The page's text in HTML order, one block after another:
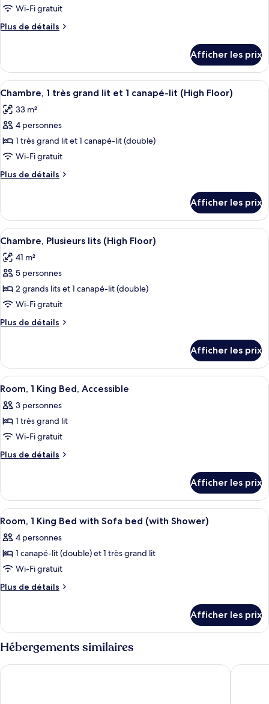
mobilité
réduite
mobilité
type
de
2
grands
lits,
accessible
aux
personnes
à
mobilité
réduite
Wi-Fi gratuit
Plus de détails
Plus
Chambre,
grands
accessible
aux
à
mobilité
Afficher les prix
Afficher
toutes
les
photos
pour
ce
type
de
Chambre,
très
grand
lit
et
1
canapé-
lit
Une chambre d’hôtel avec un lit, un
4
Chambre, 1 très grand lit et 1 canapé-lit (High Floor)
33 m²
4 personnes
1 très grand lit et 1 canapé-lit (double)
Wi-Fi gratuit
Plus de détails
Plus
Chambre,
très
lit
et
canapé-
lit
Floor)
Afficher les prix
Afficher
toutes
les
photos
pour
ce
type
de
Chambre,
Plusieurs
lits
(High
Floor)
Une chambre d’hôtel avec deux
4
Chambre, Plusieurs lits (High Floor)
41 m²
5 personnes
2 grands lits et 1 canapé-lit (double)
Wi-Fi gratuit
Plus de détails
Plus
Chambre,
Plusieurs
lits
Floor)
Afficher les prix
Afficher
toutes
les
photos
pour
ce
chambre :
Room,
1
King
Bed,
Accessible
Une chambre d’hôtel équipée d’un
4
Room, 1 King Bed, Accessible
3 personnes
1 très grand lit
Wi-Fi gratuit
Plus de détails
Plus
Room,
King
Accessible
Afficher les prix
Afficher
toutes
les
photos
pour
ce
chambre :
Room,
1
King
Une chambre d’hôtel avec un lit, un
4
Room, 1 King Bed with Sofa bed (with Shower)
4 personnes
1 canapé-lit (double) et 1 très grand lit
Wi-Fi gratuit
Plus de détails
Plus
Room,
1
King
Bed
with
Afficher les prix
Hébergements similaires
Days Inn & Suites by Wyndham Mesa Near Phoenix La